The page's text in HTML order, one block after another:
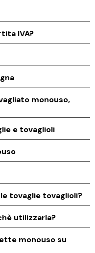
IVA?
monouso,
e tovaglioli
tovaglie tovaglioli?
utilizzarla?
monouso su